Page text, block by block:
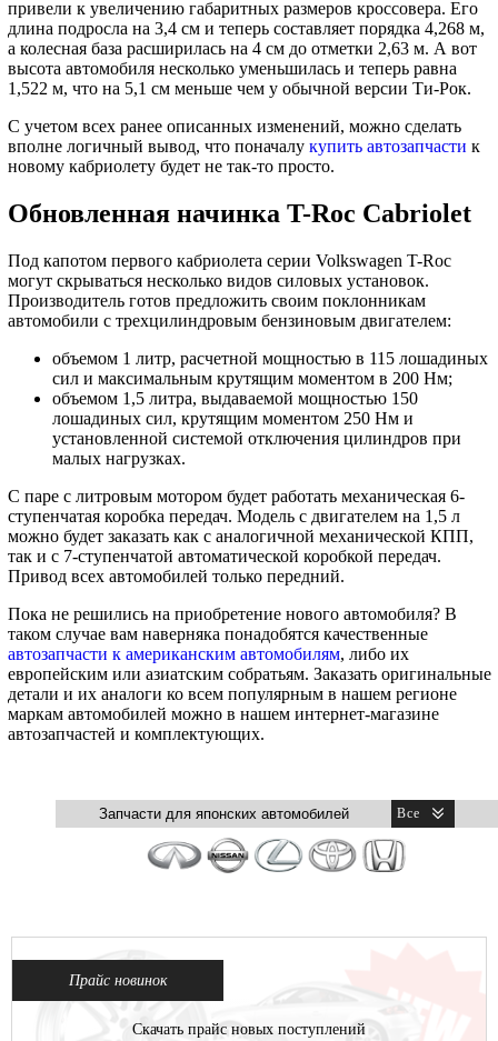
привели к увеличению габаритных размеров кроссовера. Его
длина подросла на 3,4 см и теперь составляет порядка 4,268 м,
а колесная база расширилась на 4 см до отметки 2,63 м. А вот
высота автомобиля несколько уменьшилась и теперь равна
1,522 м, что на 5,1 см меньше чем у обычной версии Ти-Рок.
С учетом всех ранее описанных изменений, можно сделать
вполне логичный вывод, что поначалу купить автозапчасти к
новому кабриолету будет не так-то просто.
Обновленная начинка T-Roc Cabriolet
Под капотом первого кабриолета серии Volkswagen T-Roc
могут скрываться несколько видов силовых установок.
Производитель готов предложить своим поклонникам
автомобили с трехцилиндровым бензиновым двигателем:
объемом 1 литр, расчетной мощностью в 115 лошадиных
сил и максимальным крутящим моментом в 200 Нм;
объемом 1,5 литра, выдаваемой мощностью 150
лошадиных сил, крутящим моментом 250 Нм и
установленной системой отключения цилиндров при
малых нагрузках.
С паре с литровым мотором будет работать механическая 6-
ступенчатая коробка передач. Модель с двигателем на 1,5 л
можно будет заказать как с аналогичной механической КПП,
так и с 7-ступенчатой автоматической коробкой передач.
Привод всех автомобилей только передний.
Пока не решились на приобретение нового автомобиля? В
таком случае вам наверняка понадобятся качественные
автозапчасти к американским автомобилям, либо их
европейским или азиатским собратьям. Заказать оригинальные
детали и их аналоги ко всем популярным в нашем регионе
маркам автомобилей можно в нашем интернет-магазине
автозапчастей и комплектующих.
Прайс новинок
Скачать прайс новых поступлений